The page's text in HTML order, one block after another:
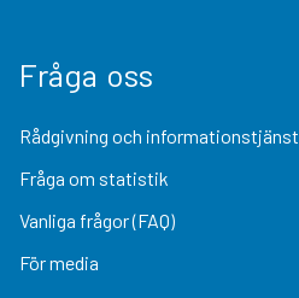
Fråga oss
Rådgivning och informationstjänst
Fråga om statistik
Vanliga frågor (FAQ)
För media